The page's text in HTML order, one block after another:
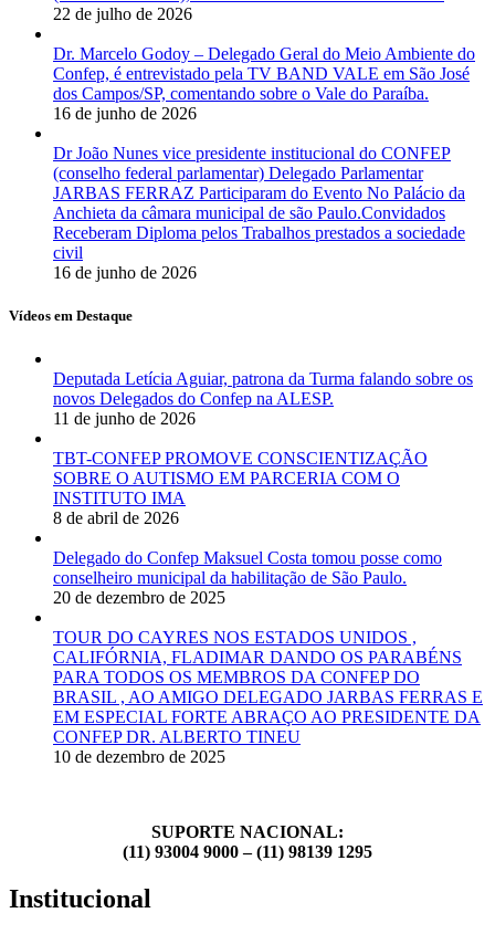
22 de julho de 2026
Dr. Marcelo Godoy – Delegado Geral do Meio Ambiente do
Confep, é entrevistado pela TV BAND VALE em São José
dos Campos/SP, comentando sobre o Vale do Paraíba.
16 de junho de 2026
Dr João Nunes vice presidente institucional do CONFEP
(conselho federal parlamentar) Delegado Parlamentar
JARBAS FERRAZ Participaram do Evento No Palácio da
Anchieta da câmara municipal de são Paulo.Convidados
Receberam Diploma pelos Trabalhos prestados a sociedade
civil
16 de junho de 2026
Vídeos em Destaque
Deputada Letícia Aguiar, patrona da Turma falando sobre os
novos Delegados do Confep na ALESP.
11 de junho de 2026
TBT-CONFEP PROMOVE CONSCIENTIZAÇÃO
SOBRE O AUTISMO EM PARCERIA COM O
INSTITUTO IMA
8 de abril de 2026
Delegado do Confep Maksuel Costa tomou posse como
conselheiro municipal da habilitação de São Paulo.
20 de dezembro de 2025
TOUR DO CAYRES NOS ESTADOS UNIDOS ,
CALIFÓRNIA, FLADIMAR DANDO OS PARABÉNS
PARA TODOS OS MEMBROS DA CONFEP DO
BRASIL , AO AMIGO DELEGADO JARBAS FERRAS E
EM ESPECIAL FORTE ABRAÇO AO PRESIDENTE DA
CONFEP DR. ALBERTO TINEU
10 de dezembro de 2025
SUPORTE NACIONAL:
(11) 93004 9000 – (11) 98139 1295
Institucional